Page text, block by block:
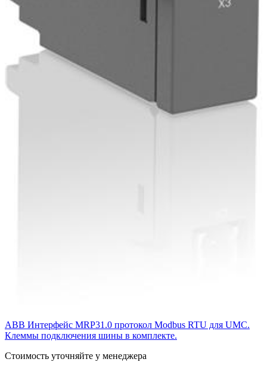
ABB Интерфейс MRP31.0 протокол Modbus RTU для UMC.
Клеммы подключения шины в комплекте.
Cтоимость уточняйте у менеджера